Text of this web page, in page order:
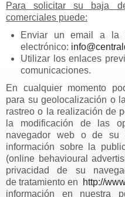
Para solicitar su baja
comerciales puede:
Enviar un email a la
electrónico:
Utilizar los enlaces
comunicaciones.
En cualquier momento
para su geolocalización o
rastreo o la realización de
la modificación de las
navegador web o de su
información sobre la
(online behavioural
privacidad de su
de tratamiento en
http://
información en nuestra